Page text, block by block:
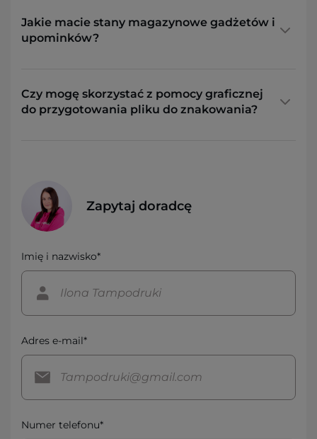
Jakie macie stany magazynowe gadżetów i
upominków?
Czy mogę skorzystać z pomocy graficznej
do przygotowania pliku do znakowania?
Zapytaj doradcę
Imię i nazwisko*
Adres e-mail*
Numer telefonu*